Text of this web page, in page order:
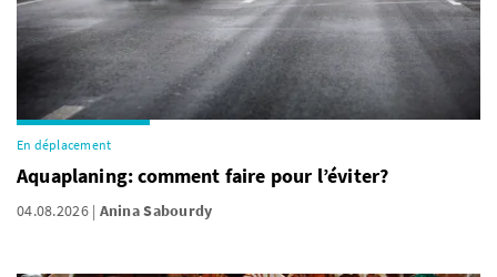
En déplacement
Aquaplaning: comment faire pour l’éviter?
04.08.2026 Anina Sabourdy